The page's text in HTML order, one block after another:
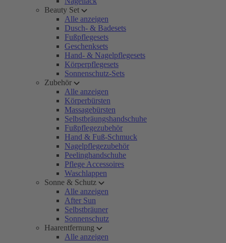
Beauty Set
Alle anzeigen
Dusch- & Badesets
Fußpflegesets
Geschenksets
Hand- & Nagelpflegesets
Körperpflegesets
Sonnenschutz-Sets
Zubehör
Alle anzeigen
Körperbürsten
Massagebürsten
Selbstbräungshandschuhe
Fußpflegezubehör
Hand & Fuß-Schmuck
Nagelpflegezubehör
Peelinghandschuhe
Pflege Accessoires
Waschlappen
Sonne & Schutz
Alle anzeigen
After Sun
Selbstbräuner
Sonnenschutz
Haarentfernung
Alle anzeigen